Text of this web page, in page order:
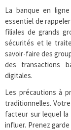
La banque en
essentiel de
filiales de grands
sécurités et le
savoir-faire des
des transactions
digitales.
Les précautions à
traditionnelles.
facteur sur lequel
influer. Prenez